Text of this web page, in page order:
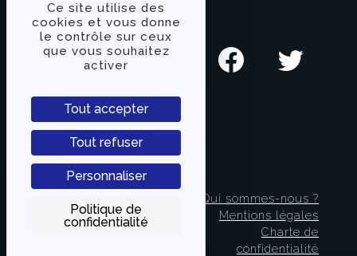
Ce site utilise des
cookies et vous donne
le contrôle sur ceux
que vous souhaitez
activer
Tout accepter
Tout refuser
Personnaliser
Politique de
confidentialité
SUIVEZ-NOUS
TVLibertes.com. Tous
Qui sommes-nous ?
Mentions légales
Charte de
confidentialité